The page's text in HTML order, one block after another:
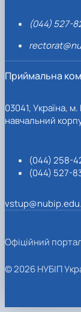
(044) 527-
Приймальна
03041, Україна,
навчальний
(044) 258-
(044) 527-
Офіційний
© 2026 НУБІП